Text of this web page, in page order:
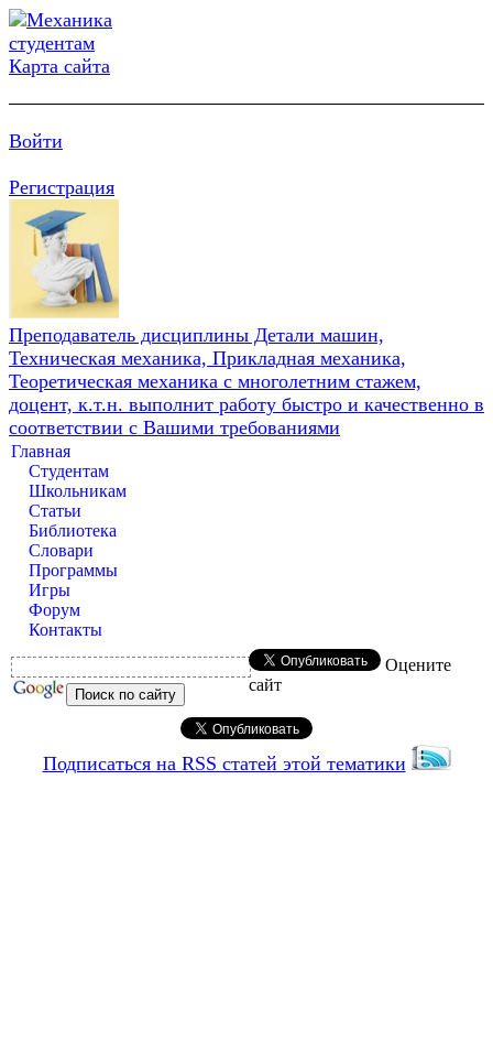
Карта сайта
Войти
Регистрация
Преподаватель дисциплины Детали машин,
Техническая механика, Прикладная механика,
Теоретическая механика с многолетним стажем,
доцент, к.т.н. выполнит работу быстро и качественно в
соответствии с Вашими требованиями
Главная
Студентам
Школьникам
Статьи
Библиотека
Словари
Программы
Игры
Форум
Контакты
Оцените
сайт
Подписаться на RSS статей этой тематики